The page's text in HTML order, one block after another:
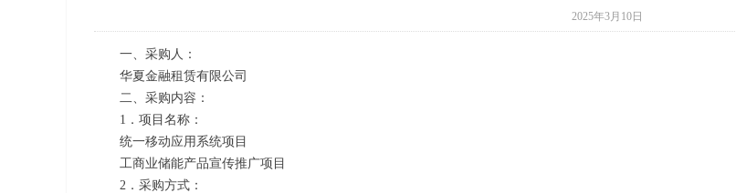
一、采购人：
华夏金融租赁有限公司
二、采购内容：
1．项目名称：
统一移动应用系统项目
工商业储能产品宣传推广项目
2．采购方式：
2025年3月10日